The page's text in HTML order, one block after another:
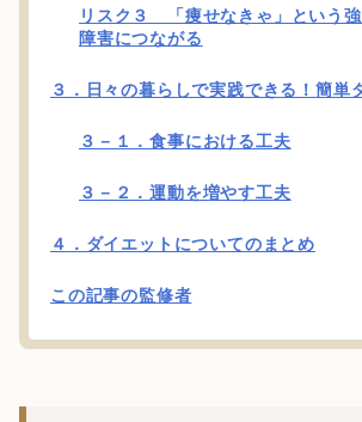
リスク３ 「痩せなきゃ」という
障害につながる
３．日々の暮らしで実践できる！簡単
３－１．食事における工夫
３－２．運動を増やす工夫
４．ダイエットについてのまとめ
この記事の監修者